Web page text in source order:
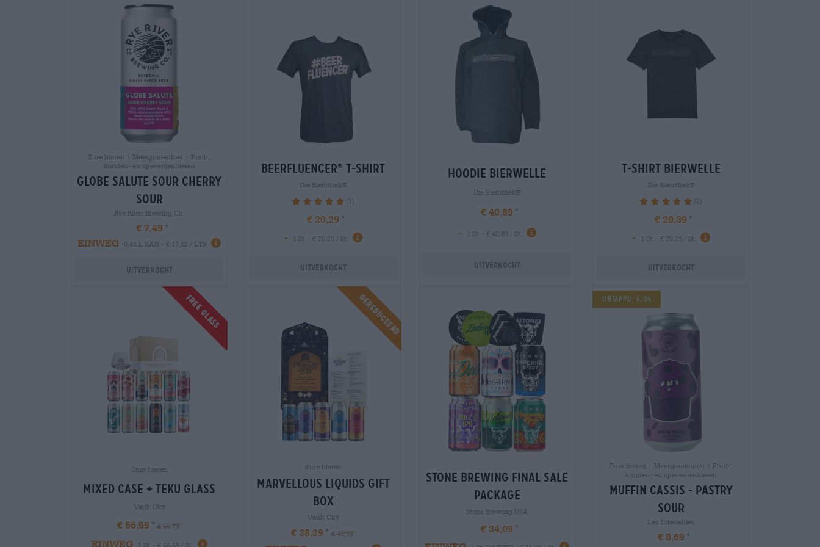
Zure bieren | Meergranenbier | Fruit-,
kruiden- en specerijenbieren
globe salute sour cherry
sour
Rye River Brewing Co.
€ 7,49
EINWEG
0,44 L KAN - € 17,02 / LTR
Uitverkocht
beerfluencer® t-shirt
Die Bierothek®
100% (1)
€ 20,29
-
1 St. - € 20,29 / St.
Uitverkocht
hoodie bierwelle
Die Bierothek®
€ 40,89
-
1 St. - € 40,89 / St.
Uitverkocht
t-shirt bierwelle
Die Bierothek®
100% (2)
€ 20,39
-
1 St. - € 20,39 / St.
Uitverkocht
FREE GLASS
Zure bieren
mixed case + teku glass
Vault City
€ 56,59 € 66,79
EINWEG 1 St. - € 56,59 / St.
Gereduceerd
Zure bieren
marvellous liquids gift
box
Vault City
€ 38,29 € 43,39
stone brewing final sale
package
Stone Brewing USA
€ 34,09
UNTAPPD: 4,04
Zure bieren | Meergranenbier | Fruit-,
kruiden- en specerijenbieren
muffin cassis - pastry
sour
Les Intenables
€ 8,69